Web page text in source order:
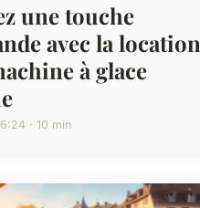
une touche
avec la location
à glace
· 10 min